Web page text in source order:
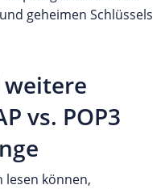
geheimen Schlüssels
vs. POP3
können,